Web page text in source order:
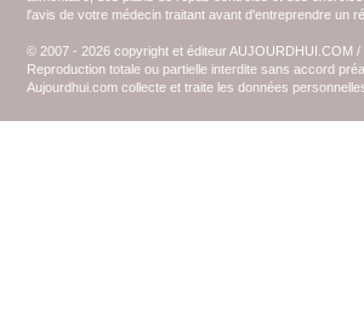
l'avis de votre médecin traitant avant d'entreprendre un
© 2007 - 2026 copyright et éditeur AUJOURDHUI.COM
Reproduction totale ou partielle interdite sans accord
Aujourdhui.com collecte et traite les données